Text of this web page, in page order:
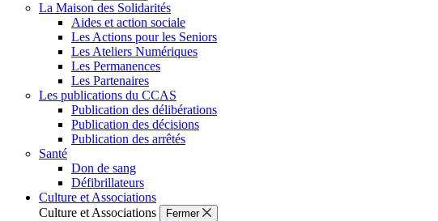
La Maison des Solidarités
Aides et action sociale
Les Actions pour les Seniors
Les Ateliers Numériques
Les Permanences
Les Partenaires
Les publications du CCAS
Publication des délibérations
Publication des décisions
Publication des arrêtés
Santé
Don de sang
Défibrillateurs
Culture et Associations
Culture et Associations
Fermer